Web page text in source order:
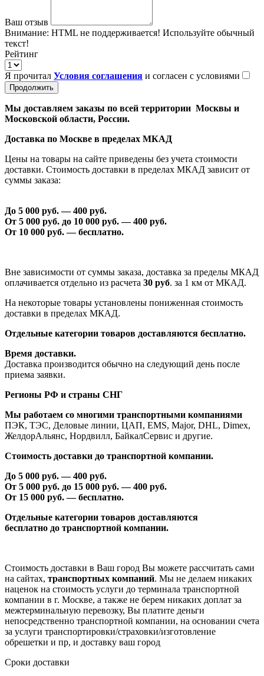
Ваш отзыв
Внимание: HTML не поддерживается! Используйте обычный
текст!
Рейтинг
Я прочитал Условия соглашения и согласен с условиями
Продолжить
Мы доставляем заказы по всей территории Москвы и
Московской области, России.
Доставка по Москве в пределах МКАД
Цены на товары на сайте приведены без учета стоимости
доставки. Стоимость доставки в пределах МКАД зависит от
суммы заказа:
До 5 000 руб. —400 руб.
От 5 000 руб. до 10 000 руб. —400 руб.
От 10 000 руб. — бесплатно.
Вне зависимости от суммы заказа, доставка за пределы МКАД
оплачивается отдельно из расчета 30 руб. за 1 км от МКАД.
На некоторые товары установлены пониженная стоимость
доставки в пределах МКАД.
Отдельные категории товаров доставляются бесплатно.
Время доставки.
Доставка производится обычно на следующий день после
приема заявки.
Регионы РФ и страны СНГ
Мы работаем со многими транспортными компаниями
ПЭК, ТЭС, Деловые линии, ЦАП, EMS, Major, DHL, Dimex,
ЖелдорАльянс, Нордвилл, БайкалСервис и другие.
Стоимость доставки до транспортной компании.
До 5 000 руб. —400 руб.
От 5 000 руб. до 15 000 руб. —400 руб.
От 15 000 руб. — бесплатно.
Отдельные категории товаров доставляются
бесплатно до транспортной компании.
Стоимость доставки в Ваш город Вы можете рассчитать сами
на сайтах, транспортных компаний. Мы не делаем никаких
наценок на стоимость услуги до терминала транспортной
компании в г. Москве, а также не берем никаких доплат за
межтерминальную перевозку, Вы платите деньги
непосредственно транспортной компании, на основании счета
за услуги транспортировки/страховки/изготовление
обрешетки и пр, и доставку ваш город
Сроки доставки